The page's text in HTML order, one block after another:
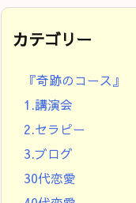
カテゴリー
『奇跡のコース』
1.講演会
2.セラピー
3.ブログ
30代恋愛